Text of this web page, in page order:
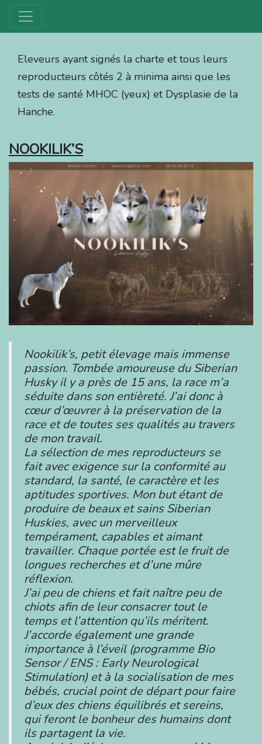
Eleveurs ayant signés la charte et tous leurs
reproducteurs côtés 2 à minima ainsi que les
tests de santé MHOC (yeux) et Dysplasie de la
Hanche.
NOOKILIK’S
Nookilik’s, petit élevage mais immense
passion. Tombée amoureuse du Siberian
Husky il y a près de 15 ans, la race m’a
séduite dans son entièreté. J’ai donc à
cœur d’œuvrer à la préservation de la
race et de toutes ses qualités au travers
de mon travail.
La sélection de mes reproducteurs se
fait avec exigence sur la conformité au
standard, la santé, le caractère et les
aptitudes sportives. Mon but étant de
produire de beaux et sains Siberian
Huskies, avec un merveilleux
tempérament, capables et aimant
travailler. Chaque portée est le fruit de
longues recherches et d’une mûre
réflexion.
J’ai peu de chiens et fait naître peu de
chiots afin de leur consacrer tout le
temps et l’attention qu’ils méritent.
J’accorde également une grande
importance à l’éveil (programme Bio
Sensor / ENS : Early Neurological
Stimulation) et à la socialisation de mes
bébés, crucial point de départ pour faire
d’eux des chiens équilibrés et sereins,
qui feront le bonheur des humains dont
ils partagent la vie.